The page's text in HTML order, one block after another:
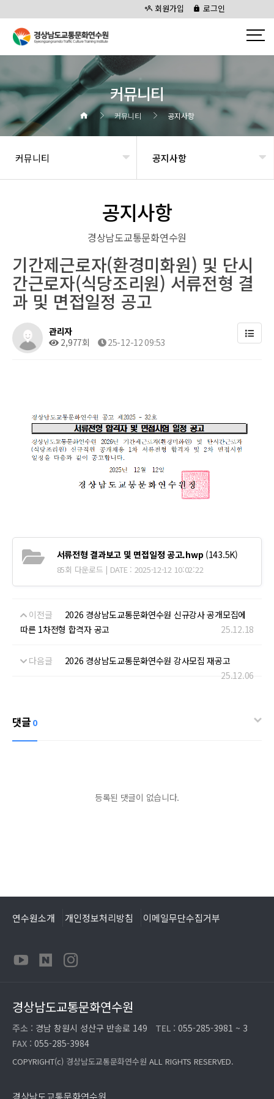
회원가입 로그인
커뮤니티
커뮤니티 공지사항
커뮤니티 공지사항
공지사항
경상남도교통문화연수원
기간제근로자(환경미화원) 및 단시
간근로자(식당조리원) 서류전형 결
과 및 면접일정 공고
관리자
2,977회
25-12-12 09:53
서류전형 결과보고 및 면접일정 공고.hwp (143.5K)
85회 다운로드 | DATE : 2025-12-12 10:02:22
이전글
2026 경상남도교통문화연수원 신규강사 공개모집에
따른 1차전형 합격자 공고
25.12.18
다음글
2026 경상남도교통문화연수원 강사모집 재공고
25.12.06
댓글 0
등록된 댓글이 없습니다.
연수원소개 개인정보처리방침 이메일무단수집거부
경상남도교통문화연수원
주소 : 경남 창원시 성산구 반송로 149 TEL : 055-285-3981 ~ 3
FAX : 055-285-3984
COPYRIGHT(c) 경상남도교통문화연수원 ALL RIGHTS RESERVED.
경상남도교통문화연수원